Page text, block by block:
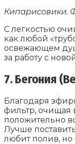
Кипарисовики.
С легкостью
как любой
освежающем
за работу с
7. Бегония
Благодаря
фильтр, очищая
положительно
Лучше
любит полив, но